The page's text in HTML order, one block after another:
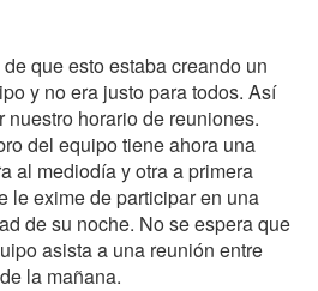
que esto estaba creando un
y no era justo para todos. Así
nuestro horario de reuniones.
del equipo tiene ahora una
al mediodía y otra a primera
le exime de participar en una
de su noche. No se espera que
asista a una reunión entre
la mañana.